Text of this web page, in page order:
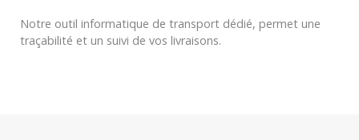
Notre outil informatique de transport dédié, permet une
traçabilité et un suivi de vos livraisons.